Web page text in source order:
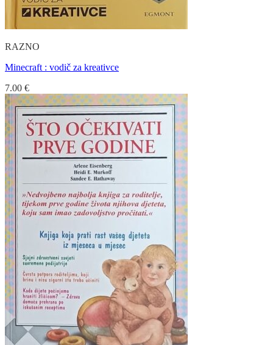
RAZNO
Minecraft : vodič za kreativce
7.00 €